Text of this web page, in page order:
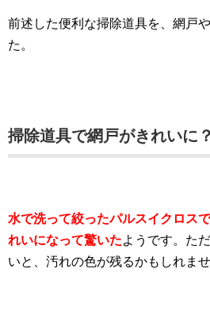
前述した便利な掃除道具を、網戸
た。
掃除道具で網戸がきれいに？
水で洗って絞ったパルスイクロス
れいになって驚いたようです。た
いと、汚れの色が残るかもしれませ